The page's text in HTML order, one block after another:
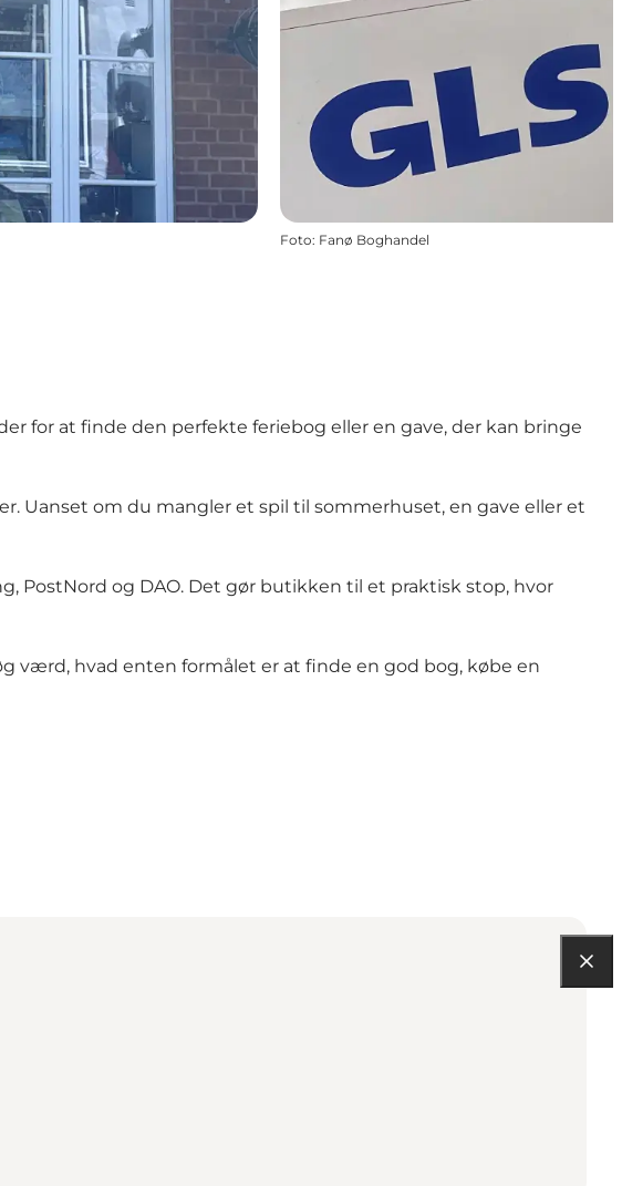
Foto: Fanø Boghandel
for at finde den perfekte feriebog eller en gave, der kan bringe
Uanset om du mangler et spil til sommerhuset, en gave eller et
PostNord og DAO. Det gør butikken til et praktisk stop, hvor
værd, hvad enten formålet er at finde en god bog, købe en